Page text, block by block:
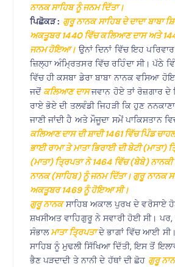
ਨਾਨਕ ਸਾਹਿਬ ਨੂੰ ਜਨਮ ਦਿੱਤਾ।
ਪਿਛੋਕੜ : ਗੁਰੂ ਨਾਨਕ ਸਾਹਿਬ ਦੇ ਦਾਦਾ ਬਾਬਾ
ਅਕਤੂਬਰ 1440 ਵਿੱਚ ਕਲਿਆਣ ਦਾਸ ਅਤੇ
ਜਨਮ ਹੋਇਆ। ਉਨਾਂ ਦਿਨਾਂ ਵਿੱਚ ਇਹ
ਜ਼ਿਲ੍ਹਾ ਅੰਮ੍ਰਿਤਸਰ ਵਿੱਚ ਰਹਿੰਦਾ ਸੀ। ਪੱਠੇ
ਵਿੱਚ ਹੀ ਕਸਬਾ ਡੇਰਾ ਬਾਬਾ ਨਾਨਕ ਵਸਿਆ
ਜਦੋਂ ਕਲਿਆਣ ਦਾਸਜਵਾਨ ਹੋਏ ਤਾਂ ਰੋਜ਼ਗਾਰ ਦੇ
ਰਾਏ ਭੋਏ ਦੀ ਤਲਵੰਡੀ ਜਿਹੜੀ ਕਿ ਹੁਣ
ਜਾਣੀ ਜਾਂਦੀ ਹੈ ਅਤੇ ਮੌਜੂਦਾ ਸਮੇਂ ਪਾਕਿਸਤਾਨ
ਕਲਿਆਣ ਦਾਸ ਦੀ ਸ਼ਾਦੀ 1461 ਵਿੱਚ ਪਿੰਡ
ਭਾਈ ਰਾਮਾ ਤੇ ਮਾਤਾ ਭਿਰਾਈ ਦੀ ਬੇਟੀ (ਮਾਤਾ)
(ਮਾਤਾ) ਤ੍ਰਿਪਤਾ ਨੇ 1464 ਵਿੱਚ (ਬੇਬੇ)
ਨਾਨਕ (ਸਾਹਿਬ) ਨੂੰ ਜਨਮ ਦਿੱਤਾ। ਗੁਰੂ ਨਾਨਕ
ਅਕਤੂਬਰ 1469 ਨੂੰ ਹੋਇਆ ਸੀ।
ਗੁਰੂ ਨਾਨਕਸਾਹਿਬ ਅਕਾਲ ਪੁਰਖ ਦੇ ਵਰੋਸਾਏ
ਸ਼ਖਸੀਅਤ ਵਾਹਿਗੁਰੂ ਨੇ ਸਵਾਰੀ ਹੋਈ ਸੀ। ਪਰ,
ਸੰਭਾਲਮਾਤਾ ਤ੍ਰਿਪਤਾਦੇ ਭਾਗਾਂ ਵਿੱਚ ਆਈ
ਸਾਹਿਬ ਨੂੰ ਮੁਢਲੀ ਸਿੱਖਿਆ ਦਿੱਤੀ, ਇਸ ਤੋਂ
ਭੈਣ ਪੜਦਾਦੀ ਤੇ ਨਾਨੀ ਦੇ ਹੱਥਾਂ ਦੀ ਛੋਹ ਗੁਰੂ